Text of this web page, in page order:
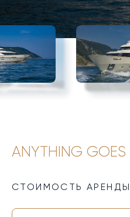
ANYTHING GOES
СТОИМОСТЬ АРЕНДЫ